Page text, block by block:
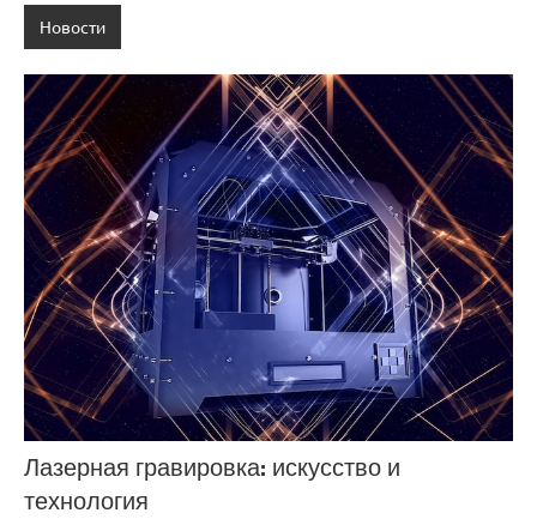
Новости
Лазерная гравировка: искусство и
технология